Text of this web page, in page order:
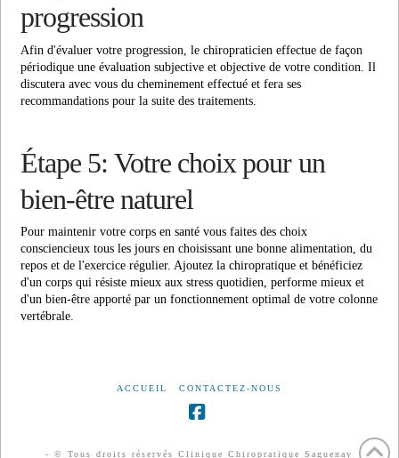
progression
Afin d'évaluer votre progression, le chiropraticien effectue de façon
périodique une évaluation subjective et objective de votre condition. Il
discutera avec vous du cheminement effectué et fera ses
recommandations pour la suite des traitements.
Étape 5: Votre choix pour un
bien-être naturel
Pour maintenir votre corps en santé vous faites des choix
consciencieux tous les jours en choisissant une bonne alimentation, du
repos et de l'exercice régulier. Ajoutez la chiropratique et bénéficiez
d'un corps qui résiste mieux aux stress quotidien, performe mieux et
d'un bien-être apporté par un fonctionnement optimal de votre colonne
vertébrale.
ACCUEIL CONTACTEZ-NOUS
- © Tous droits réservés Clinique Chiropratique Saguenay